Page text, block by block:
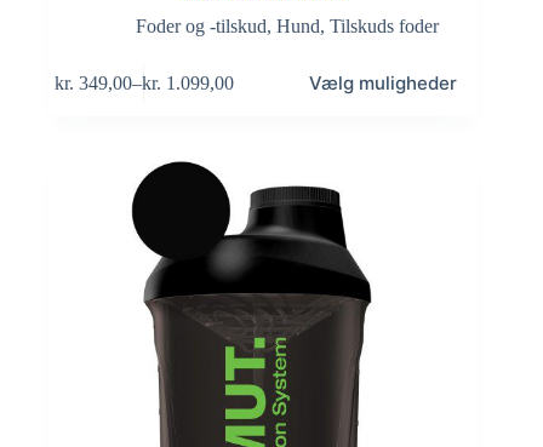
Foder og -tilskud,Hund,Tilskuds foder
kr. 349,00–kr. 1.099,00
Prisinterval:
kr. 1.099,00
Vælg muligheder
vare